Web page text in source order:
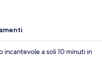
incantevole a soli 10 minuti in